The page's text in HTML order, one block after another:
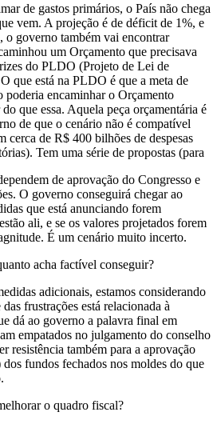
de gastos primários, o País não chega
vem. A projeção é de déficit de 1%, e
o governo também vai encontrar
um Orçamento que precisava
do PLDO (Projeto de Lei de
que está na PLDO é que a meta de
poderia encaminhar o Orçamento
que essa. Aquela peça orçamentária é
de que o cenário não é compatível
cerca de R$ 400 bilhões de despesas
Tem uma série de propostas (para
de aprovação do Congresso e
O governo conseguirá chegar ao
que está anunciando forem
ali, e se os valores projetados forem
É um cenário muito incerto.
acha factível conseguir?
adicionais, estamos considerando
frustrações está relacionada à
dá ao governo a palavra final em
empatados no julgamento do conselho
resistência também para a aprovação
fundos fechados nos moldes do que
o quadro fiscal?